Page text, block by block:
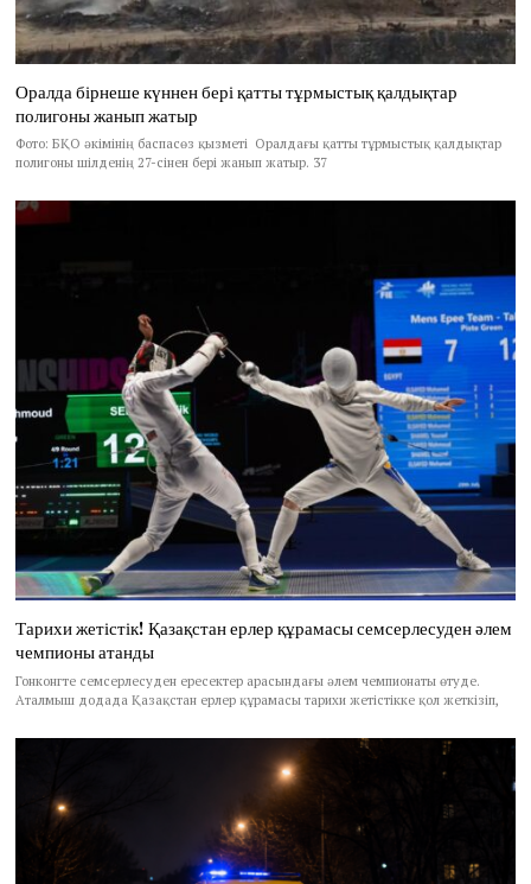
Оралда бірнеше күннен бері қатты тұрмыстық қалдықтар
полигоны жанып жатыр
Фото: БҚО әкімінің баспасөз қызметі Оралдағы қатты тұрмыстық қалдықтар
полигоны шілденің 27-сінен бері жанып жатыр. 37
Тарихи жетістік! Қазақстан ерлер құрамасы семсерлесуден әлем
чемпионы атанды
Гонконгте семсерлесуден ересектер арасындағы әлем чемпионаты өтуде.
Аталмыш додада Қазақстан ерлер құрамасы тарихи жетістікке қол жеткізіп,